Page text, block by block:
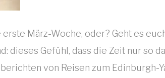
dieses Gefühl, dass die Zeit nur so
von Reisen zum Edinburgh-